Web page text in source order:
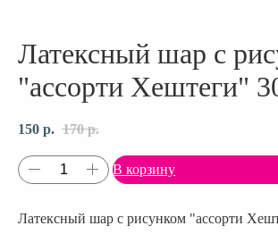
Латексный шар с
"ассорти Хештеги"
150 р. 170 р.
В корзину
Латексный шар с рисунком "ассорти